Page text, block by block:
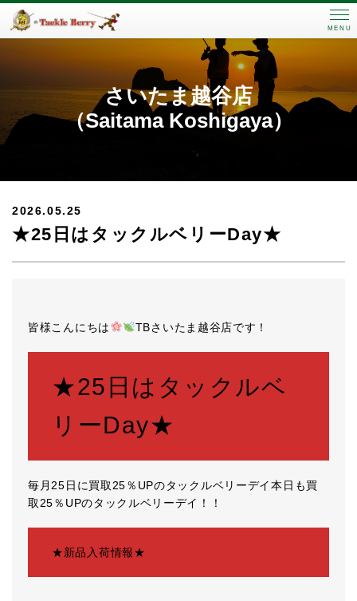
MENU
さいたま越谷店
（Saitama Koshigaya）
2026.05.25
★25日はタックルベリーDay★
皆様こんにちは TBさいたま越谷店です！
★25日はタックルベ
リーDay★
毎月25日に買取25％UPのタックルベリーデイ本日も買
取25％UPのタックルベリーデイ！！
★新品入荷情報★